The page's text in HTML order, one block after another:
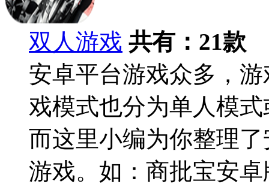
双人游戏 共有： 21款
安卓平台游戏众多，
戏模式也分为单人模
而这里小编为你整理
游戏。如：商批宝安